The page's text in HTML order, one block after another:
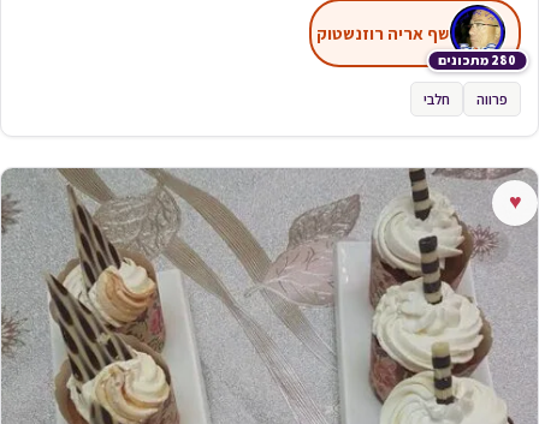
280 מתכונים
שף אריה רוזנשטוק
פרווה חלבי
♥